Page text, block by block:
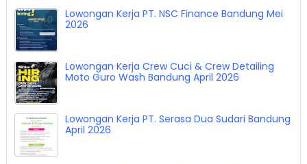
Lowongan Kerja PT. NSC Finance Bandung Mei
2026
Lowongan Kerja Crew Cuci & Crew Detailing
Moto Guro Wash Bandung April 2026
Lowongan Kerja PT. Serasa Dua Sudari Bandung
April 2026